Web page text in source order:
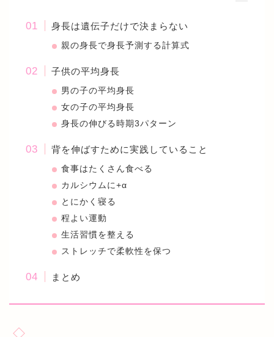
身長は遺伝子だけで決まらない
親の身長で身長予測する計算式
子供の平均身長
男の子の平均身長
女の子の平均身長
身長の伸びる時期3パターン
背を伸ばすために実践していること
食事はたくさん食べる
カルシウムに+α
とにかく寝る
程よい運動
生活習慣を整える
ストレッチで柔軟性を保つ
まとめ